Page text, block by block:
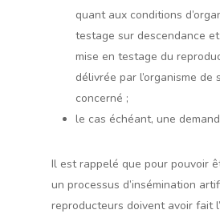
quant aux conditions
testage sur descendance
mise en testage du
délivrée par l’organisme de
concerné ;
le cas échéant, une
Il est rappelé que pour pouvoir
un processus d’insémination
reproducteurs doivent avoir fait